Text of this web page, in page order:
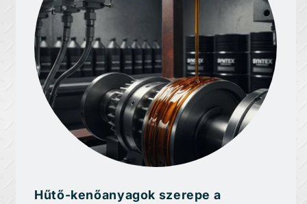
Hűtő-kenőanyagok szerepe a